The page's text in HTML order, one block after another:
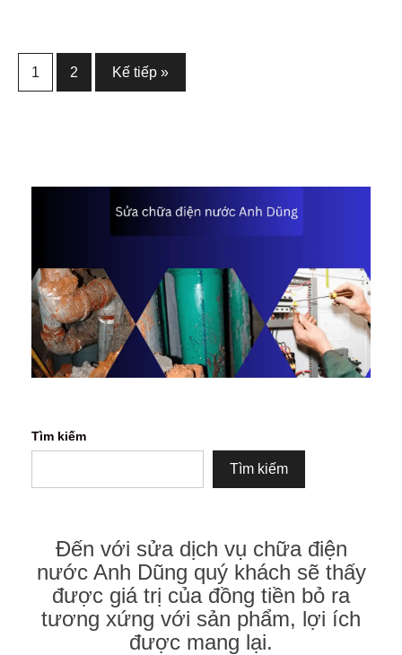
Phân
1 2 Kế tiếp »
Tìm kiếm
Tìm kiếm
Đến với sửa dịch vụ chữa điện
nước Anh Dũng quý khách sẽ thấy
được giá trị của đồng tiền bỏ ra
tương xứng với sản phẩm, lợi ích
được mang lại.